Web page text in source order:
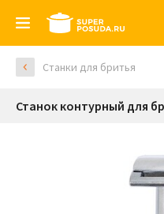
Станки для бритья
Станок контурный для